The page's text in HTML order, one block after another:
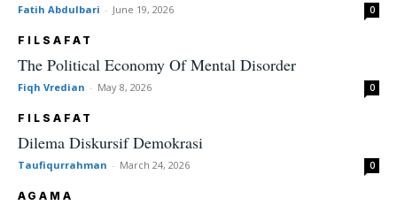
Fatih Abdulbari - June 19, 2026 0
FILSAFAT
The Political Economy Of Mental Disorder
Fiqh Vredian - May 8, 2026 0
FILSAFAT
Dilema Diskursif Demokrasi
Taufiqurrahman - March 24, 2026 0
AGAMA